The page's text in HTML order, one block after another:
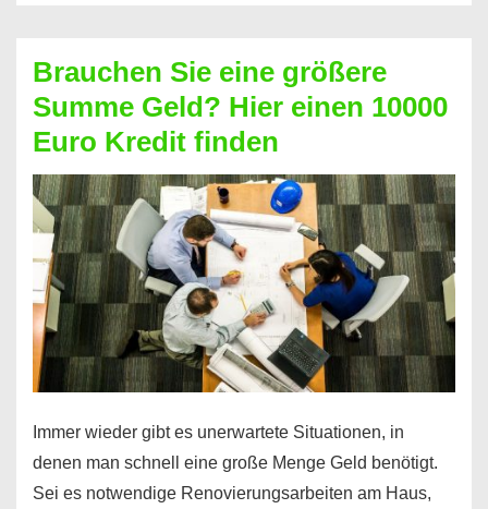
Geht
das
überhaupt?
Na
klar!
Brauchen Sie eine größere
Summe Geld? Hier einen 10000
Euro Kredit finden
Immer wieder gibt es unerwartete Situationen, in
denen man schnell eine große Menge Geld benötigt.
Sei es notwendige Renovierungsarbeiten am Haus,